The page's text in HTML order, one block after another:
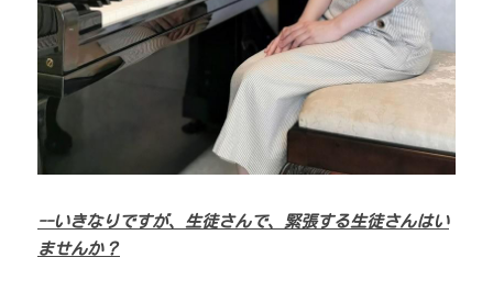
--いきなりですが、生徒さんで、緊張する生徒さんはい
ませんか？